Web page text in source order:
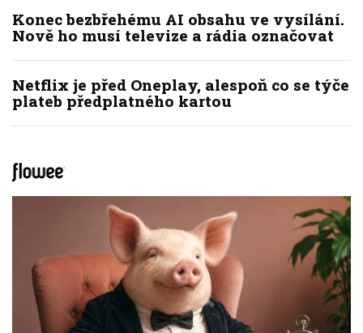
Konec bezbřehému AI obsahu ve vysílání.
Nově ho musí televize a rádia označovat
Netflix je před Oneplay, alespoň co se týče
plateb předplatného kartou